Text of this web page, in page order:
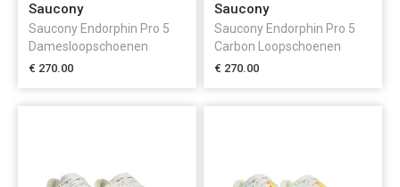
Saucony
Saucony Endorphin Pro 5
Damesloopschoenen
€ 270.00
Saucony
Saucony Endorphin Pro 5
Carbon Loopschoenen
Heren
€ 270.00